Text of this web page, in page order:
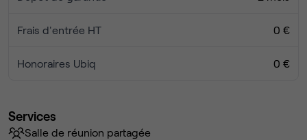
Frais d'entrée HT 0 €
Honoraires Ubiq 0 €
Services
Salle de réunion partagée